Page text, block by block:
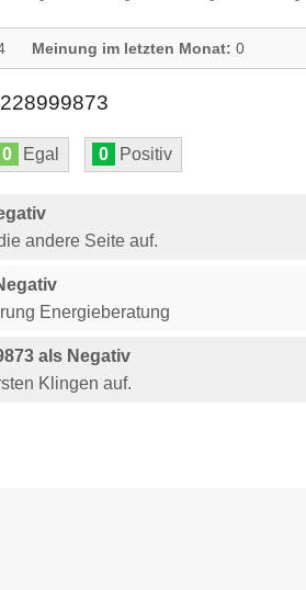
Meinung im letzten Monat: 0
0 Egal 0 Positiv
andere Seite auf.
Energieberatung
als Negativ
Klingen auf.